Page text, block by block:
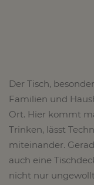
Der Tisch,
Familien und
Ort. Hier kommt
Trinken, lässt
miteinander.
auch eine
nicht nur